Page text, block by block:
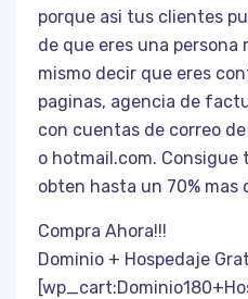
porque asi tus clientes
de que eres una persona
mismo decir que eres
paginas, agencia de
con cuentas de correo
o hotmail.com. Consigue
obten hasta un 70% mas
Compra Ahora!!!
Dominio + Hospedaje